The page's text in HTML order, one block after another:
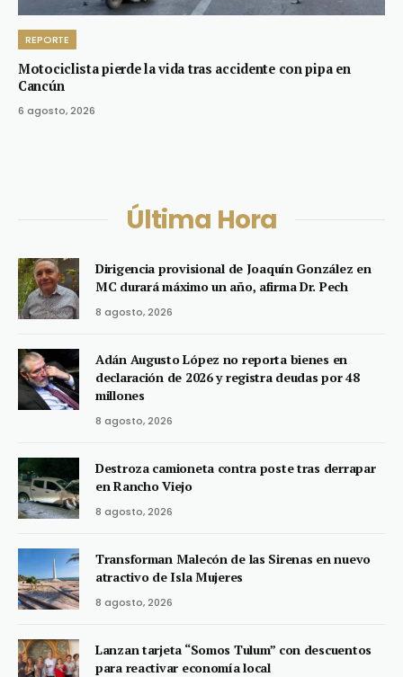
REPORTE
Motociclista pierde la vida tras accidente con pipa en
Cancún
6 agosto, 2026
Última Hora
Dirigencia provisional de Joaquín González en
MC durará máximo un año, afirma Dr. Pech
8 agosto, 2026
Adán Augusto López no reporta bienes en
declaración de 2026 y registra deudas por 48
millones
8 agosto, 2026
Destroza camioneta contra poste tras derrapar
en Rancho Viejo
8 agosto, 2026
Transforman Malecón de las Sirenas en nuevo
atractivo de Isla Mujeres
8 agosto, 2026
Lanzan tarjeta “Somos Tulum” con descuentos
para reactivar economía local